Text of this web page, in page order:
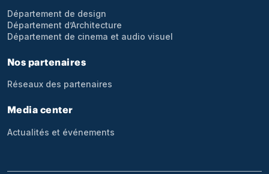
Département de design
Département d’Architecture
Département de cinema et audio visuel
Nos partenaires
Réseaux des partenaires
Media center
Actualités et événements